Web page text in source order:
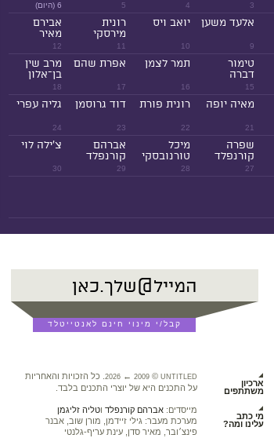
3
4
5 6 (היום)
9
אלעד משען
10
יואב ויס
11
רונית
מירסקי
12
אבירם
מאיר
15
טימור
דברה
16
תמר לצמן
17
אפרת שהם
18
מרב שין
בן־אלון
21
מאיה יופה
22
רונית פורת
23
דוד גרוסמן
24
גליה עפרי
27
שפרה
קורנפלד
28
מיכל
טורנובסקי
29
אברהם
קורנפלד
30
צ'ילה לוי
ארכיון
משתתפים
מי כתב
עלינו ומה?
2026 ← 2009 © UNTITLED
. כל הזכויות והאחריות
על התכנים היא של יוצרי התכנים בלבד.
מייסדים: אברהם קורנפלד וטליה זליגמן
מערכת מעבר: גילי זיידמן, מורן שוב, אבנר
פינצ׳ובר, מאיר סדן, עינת עריף-גלנטי